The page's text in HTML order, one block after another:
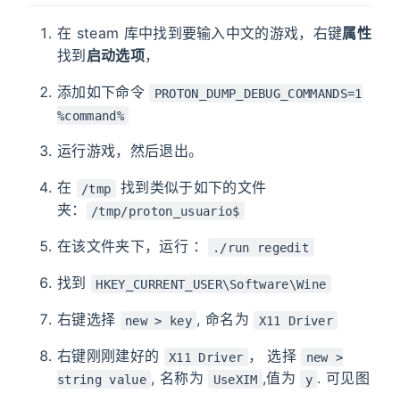
在 steam 库中找到要输入中文的游戏，右键属性
找到 启动选项，
添加如下命令
PROTON_DUMP_DEBUG_COMMANDS=1
%command%
运行游戏，然后退出。
在 /tmp
找到类似于如下的文件
夹：
/tmp/proton_usuario$
在该文件夹下，运行 ： ./run regedit
找到 HKEY_CURRENT_USER\Software\Wine
右键选择 new > key , 命名为 X11 Driver
右键刚刚建好的 X11 Driver ， 选择
new >
string value , 名称为 UseXIM ,值为 y . 可见图